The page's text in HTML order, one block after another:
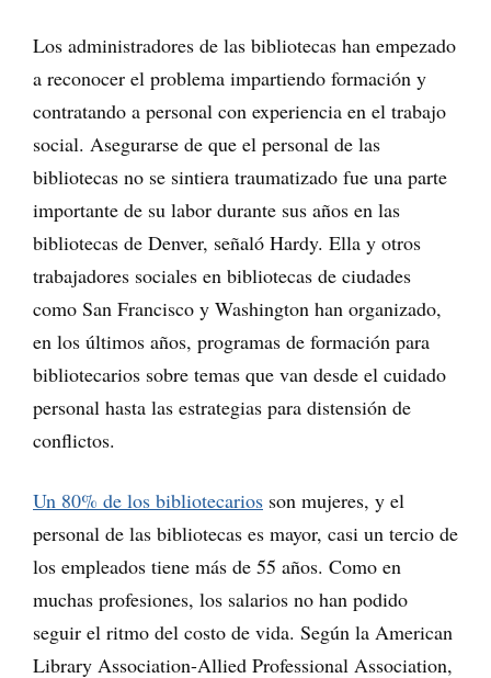
Los administradores de las bibliotecas han empezado
a reconocer el problema impartiendo formación y
contratando a personal con experiencia en el trabajo
social. Asegurarse de que el personal de las
bibliotecas no se sintiera traumatizado fue una parte
importante de su labor durante sus años en las
bibliotecas de Denver, señaló Hardy. Ella y otros
trabajadores sociales en bibliotecas de ciudades
como San Francisco y Washington han organizado,
en los últimos años, programas de formación para
bibliotecarios sobre temas que van desde el cuidado
personal hasta las estrategias para distensión de
conflictos.
Un 80% de los bibliotecarios son mujeres, y el
personal de las bibliotecas es mayor, casi un tercio de
los empleados tiene más de 55 años. Como en
muchas profesiones, los salarios no han podido
seguir el ritmo del costo de vida. Según la American
Library Association-Allied Professional Association,